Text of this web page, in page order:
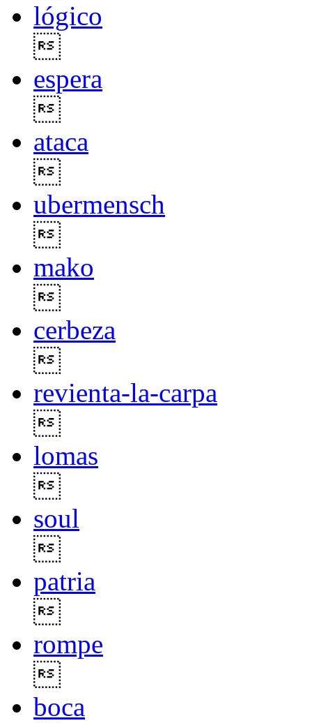
lógico
espera
ataca
ubermensch
mako
cerbeza
revienta-la-carpa
lomas
soul
patria
rompe
boca